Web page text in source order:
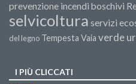
prevenzione incendi boschivi
selvicoltura servizi
del legno Tempesta Vaia verde
I PIÙ CLICCATI